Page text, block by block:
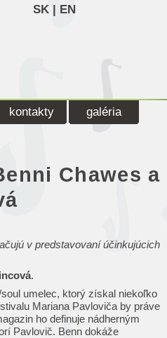
SK | EN
kontakty galéria
Chawes a
v predstavovaní účinkujúcich
.
umelec, ktorý získal niekoľko
Mariana Pavloviča by práve
ho definuje nádherným
Pavlovič. Benn dokáže